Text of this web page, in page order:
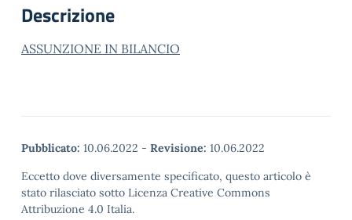
Descrizione
ASSUNZIONE IN BILANCIO
Pubblicato: 10.06.2022 - Revisione: 10.06.2022
Eccetto dove diversamente specificato, questo articolo è
stato rilasciato sotto Licenza Creative Commons
Attribuzione 4.0 Italia.